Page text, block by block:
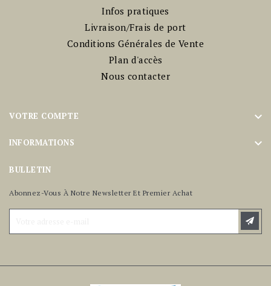
Infos pratiques
Livraison/Frais de port
Conditions Générales de Vente
Plan d'accès
Nous contacter
VOTRE COMPTE 
INFORMATIONS 
BULLETIN
Abonnez-Vous À Notre Newsletter Et Premier Achat